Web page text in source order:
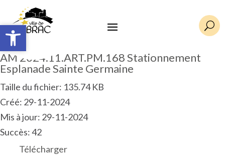
Ouvrir la barre d’outils U
AM 2024.11.ART.PM.168 Stationnement
Esplanade Sainte Germaine
Taille du fichier: 135.74 KB
Créé: 29-11-2024
Mis à jour: 29-11-2024
Succès: 42
Télécharger
Ouvrir la barre d’outils